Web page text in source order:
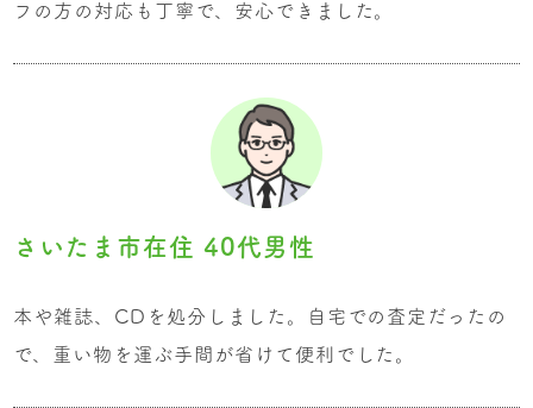
フの方の対応も丁寧で、安心できました。
さいたま市在住 40代男性
本や雑誌、CDを処分しました。自宅での査定だったの
で、重い物を運ぶ手間が省けて便利でした。